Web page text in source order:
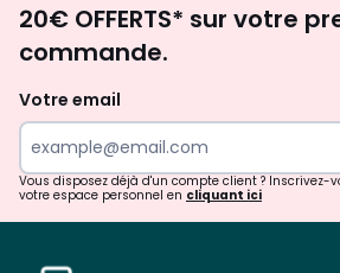
20€ OFFERTS* sur votre
commande.
Votre email
Vous disposez déjà d'un compte client ? Inscrivez-
votre espace personnel en cliquant ici